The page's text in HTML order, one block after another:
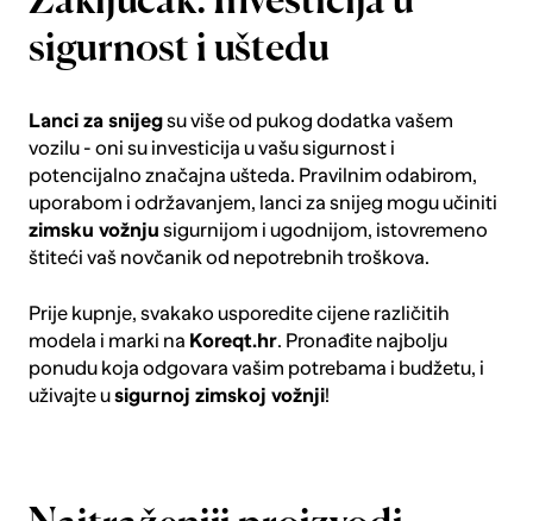
sigurnost i uštedu
Lanci za snijegsu više od pukog dodatka vašem
vozilu - oni su investicija u vašu sigurnost i
potencijalno značajna ušteda. Pravilnim odabirom,
uporabom i održavanjem, lanci za snijeg mogu učiniti
zimsku vožnju sigurnijom i ugodnijom, istovremeno
štiteći vaš novčanik od nepotrebnih troškova.
Prije kupnje, svakako usporedite cijene različitih
modela i marki na Koreqt.hr. Pronađite najbolju
ponudu koja odgovara vašim potrebama i budžetu, i
uživajte usigurnoj zimskoj vožnji!